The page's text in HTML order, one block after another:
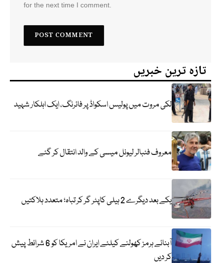
for the next time I comment.
تازہ ترین خبریں
لکی مروت میں پولیس اسکواڈ پر فائرنگ، ایک اہلکار شہید
معروف فٹبالر لیونل میسی کے والد انتقال کر گئے
یکے بعد دیگرے 2 ہیلی کاپٹر گر کر تباہ؛ متعدد ہلاکتیں
آبنائے ہرمز کھولنے کیلئے ایران نے امریکا کو 6 شرائط پیش
کر دیں